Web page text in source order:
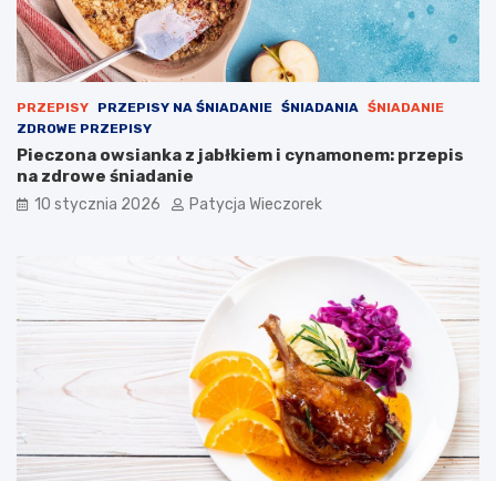
PRZEPISY PRZEPISY NA ŚNIADANIE ŚNIADANIA
ŚNIADANIE
ZDROWE PRZEPISY
Pieczona owsianka z jabłkiem i cynamonem: przepis
na zdrowe śniadanie
10 stycznia 2026 Patycja Wieczorek